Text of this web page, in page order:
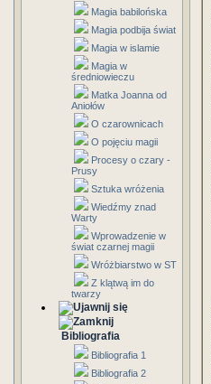
Magia babilońska
Magia podbija świat
Magia w islamie
Magia w
średniowieczu
Matka Joanna od
Aniołów
O czarownicach
O pojęciu magii
Procesy o czary -
Prusy
Sztuka wróżenia
Wiedźmy znad
Warty
Wprowadzenie w
świat czarnej magii
Wróżbiarstwo w ST
Z klątwą im do
twarzy
Bibliografia
Bibliografia 1
Bibliografia 2